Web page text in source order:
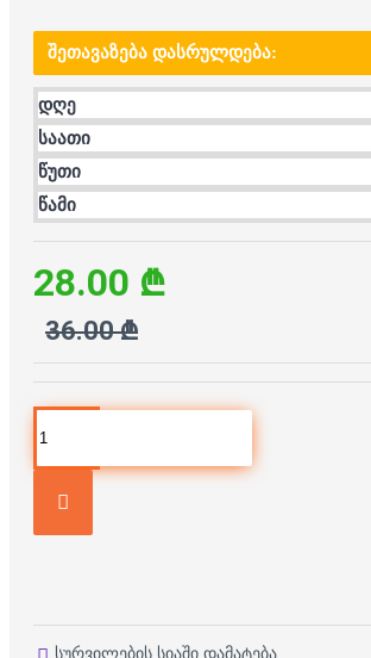
ᲨᲔᲗᲐᲕᲐᲖᲔᲑᲐ ᲓᲐᲡᲠᲣᲚᲓᲔᲑᲐ:
დღე
საათი
წუთი
წამი
28.00 ₾
36.00 ₾
სურვილების სიაში დამატება